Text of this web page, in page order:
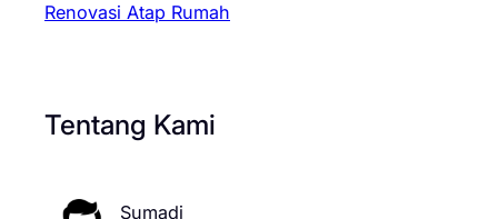
Renovasi Atap Rumah
Tentang Kami
Sumadi